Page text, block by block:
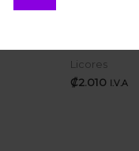
Licores
₡2.010 I.V.A